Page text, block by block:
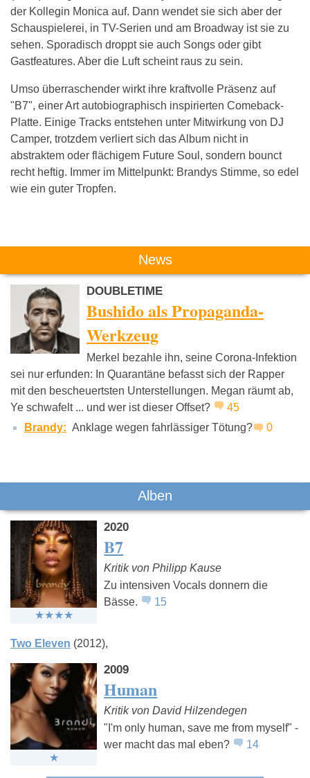
der Kollegin Monica auf. Dann wendet sie sich aber der
Schauspielerei, in TV-Serien und am Broadway ist sie zu
sehen. Sporadisch droppt sie auch Songs oder gibt
Gastfeatures. Aber die Luft scheint raus zu sein.
Umso überraschender wirkt ihre kraftvolle Präsenz auf
"B7", einer Art autobiographisch inspirierten Comeback-
Platte. Einige Tracks entstehen unter Mitwirkung von DJ
Camper, trotzdem verliert sich das Album nicht in
abstraktem oder flächigem Future Soul, sondern bounct
recht heftig. Immer im Mittelpunkt: Brandys Stimme, so edel
wie ein guter Tropfen.
Das könnte Dich auch interessieren:
Jennifer Lopez Lady Gaga Pink
News
DOUBLETIME
Bushido als Propaganda-
Werkzeug
Merkel bezahle ihn, seine Corona-Infektion
sei nur erfunden: In Quarantäne befasst sich der Rapper
mit den bescheuertsten Unterstellungen. Megan räumt ab,
Ye schwafelt ... und wer ist dieser Offset?
45
Brandy: Anklage wegen fahrlässiger Tötung? 0
Alben
2020
B7
Kritik von Philipp Kause
Zu intensiven Vocals donnern die
Bässe.
15
Two Eleven (2012)
2009
Human
Kritik von David Hilzendegen
"I'm only human, save me from myself" -
wer macht das mal eben?
14